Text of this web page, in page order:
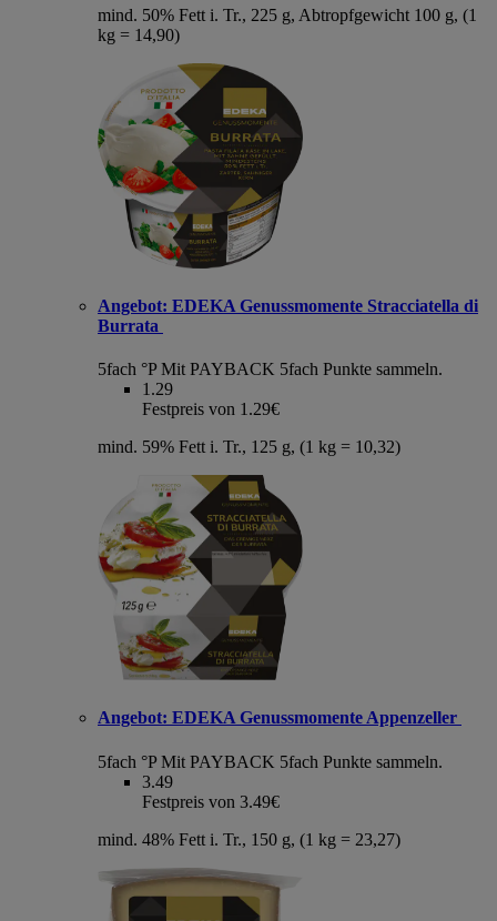
mind. 50% Fett i. Tr., 225 g, Abtropfgewicht 100 g, (1
kg = 14,90)
Angebot: EDEKA Genussmomente Stracciatella di
Burrata
5fach °P Mit PAYBACK 5fach Punkte sammeln.
1.29
Festpreis von 1.29€
mind. 59% Fett i. Tr., 125 g, (1 kg = 10,32)
Angebot: EDEKA Genussmomente Appenzeller
5fach °P Mit PAYBACK 5fach Punkte sammeln.
3.49
Festpreis von 3.49€
mind. 48% Fett i. Tr., 150 g, (1 kg = 23,27)